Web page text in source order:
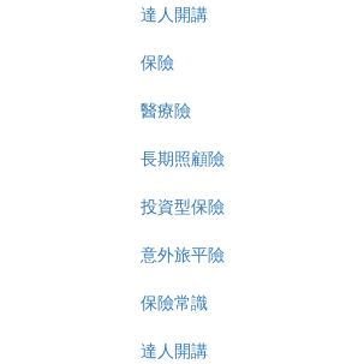
達人開講
保險
醫療險
長期照顧險
投資型保險
意外旅平險
保險常識
達人開講